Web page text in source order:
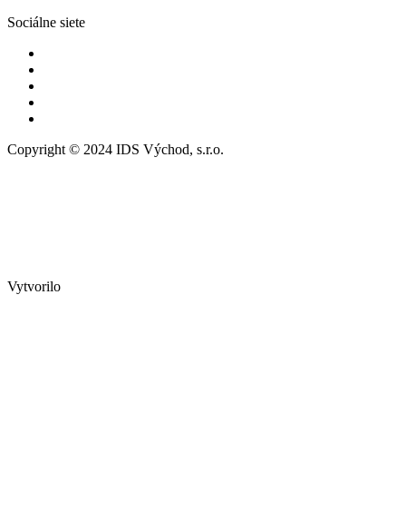
Sociálne siete
Copyright © 2024 IDS Východ, s.r.o.
Vytvorilo